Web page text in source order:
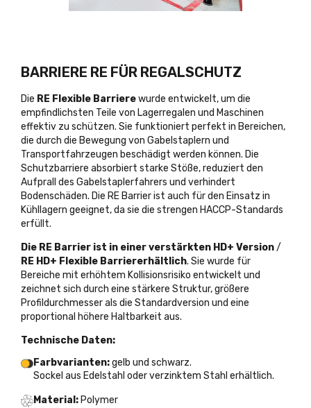
BARRIERE RE FÜR REGALSCHUTZ
Die RE Flexible Barrierewurde entwickelt, um die
empfindlichsten Teile von Lagerregalen und Maschinen
effektiv zu schützen. Sie funktioniert perfekt in Bereichen,
die durch die Bewegung von Gabelstaplern und
Transportfahrzeugen beschädigt werden können. Die
Schutzbarriere absorbiert starke Stöße, reduziert den
Aufprall des Gabelstaplerfahrers und verhindert
Bodenschäden. Die RE Barrier ist auch für den Einsatz in
Kühllagern geeignet, da sie die strengen HACCP-Standards
erfüllt.
Die RE Barrier ist in einer verstärkten HD+ Version/
RE HD+ Flexible Barriererhältlich. Sie wurde für
Bereiche mit erhöhtem Kollisionsrisiko entwickelt und
zeichnet sich durch eine stärkere Struktur, größere
Profildurchmesser als die Standardversion und eine
proportional höhere Haltbarkeit aus.
Technische Daten:
Farbvarianten:gelb und schwarz.
Sockel aus Edelstahl oder verzinktem Stahl erhältlich.
Material: Polymer